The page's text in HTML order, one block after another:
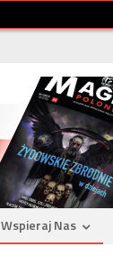
Wspieraj Nas